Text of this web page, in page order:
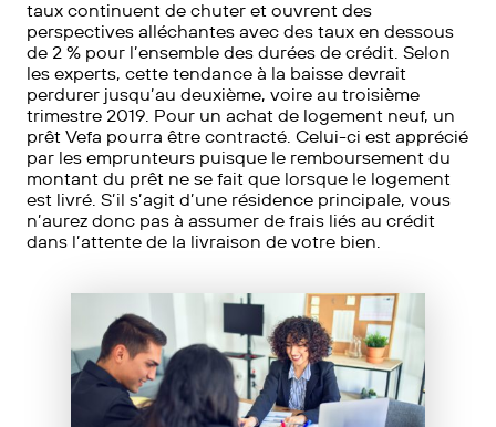
taux continuent de chuter et ouvrent des
perspectives alléchantes avec des taux en dessous
de 2 % pour l’ensemble des durées de crédit. Selon
les experts, cette tendance à la baisse devrait
perdurer jusqu’au deuxième, voire au troisième
trimestre 2019. Pour un achat de logement neuf, un
prêt Vefa pourra être contracté. Celui-ci est apprécié
par les emprunteurs puisque le remboursement du
montant du prêt ne se fait que lorsque le logement
est livré. S’il s’agit d’une résidence principale, vous
n’aurez donc pas à assumer de frais liés au crédit
dans l’attente de la livraison de votre bien.